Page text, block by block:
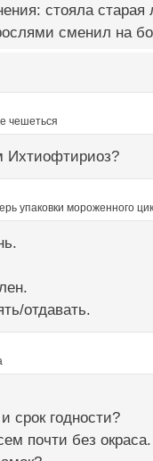
стояла старая
сменил на
чешеться
Ихтиофтириоз?
упаковки мороженного
отдавать.
срок годности?
почти без окраса.